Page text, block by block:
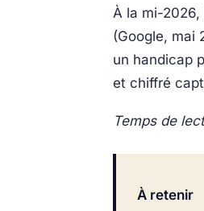
À la mi-2026,
(Google, mai
un handicap
et chiffré
Temps de
À retenir